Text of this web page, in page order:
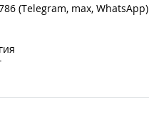
(Telegram, max, WhatsApp)